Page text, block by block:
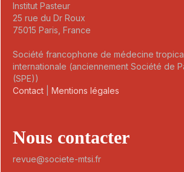
Institut Pasteur
25 rue du Dr Roux
75015 Paris, France
Société francophone de médecine
internationale (anciennement Société de
(SPE))
Contact
Mentions légales
Nous contacter
revue@societe-mtsi.fr